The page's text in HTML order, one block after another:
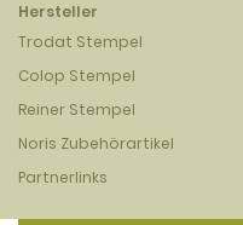
Hersteller
Trodat Stempel
Colop Stempel
Reiner Stempel
Noris Zubehörartikel
Partnerlinks